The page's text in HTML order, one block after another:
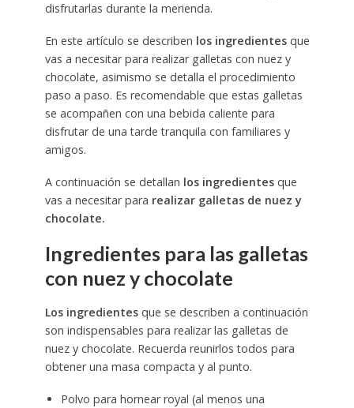
disfrutarlas durante la merienda.
En este artículo se describen los ingredientesque
vas a necesitar para realizar galletas con nuez y
chocolate, asimismo se detalla el procedimiento
paso a paso. Es recomendable que estas galletas
se acompañen con una bebida caliente para
disfrutar de una tarde tranquila con familiares y
amigos.
A continuación se detallan los ingredientesque
vas a necesitar para realizar galletas de nuez y
chocolate.
Ingredientes para las galletas
con nuez y chocolate
Los ingredientesque se describen a continuación
son indispensables para realizar las galletas de
nuez y chocolate. Recuerda reunirlos todos para
obtener una masa compacta y al punto.
Polvo para hornear royal (al menos una